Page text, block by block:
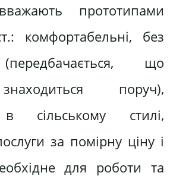
прототипами
комфортабельні, без
що
поруч),
сільському стилі,
за помірну ціну і
для роботи та